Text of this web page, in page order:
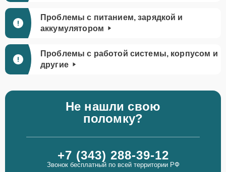
Проблемы с питанием, зарядкой и
аккумулятором
Проблемы с работой системы, корпусом и
другие
Не нашли свою
поломку?
+7 (343) 288-39-12
Звонок бесплатный по всей территории РФ